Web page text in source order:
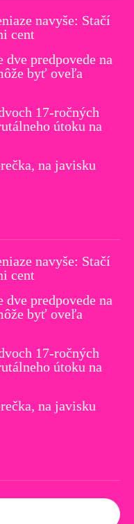
navyše: Stačí
cent
predpovede na
byť oveľa
17-ročných
útoku na
na javisku
navyše: Stačí
cent
predpovede na
byť oveľa
17-ročných
útoku na
na javisku